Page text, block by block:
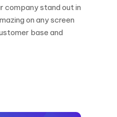
company stand out in
on any screen
base and